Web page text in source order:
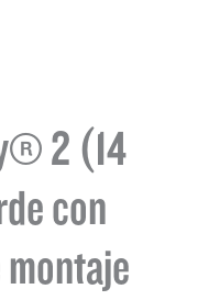
2 (14
con